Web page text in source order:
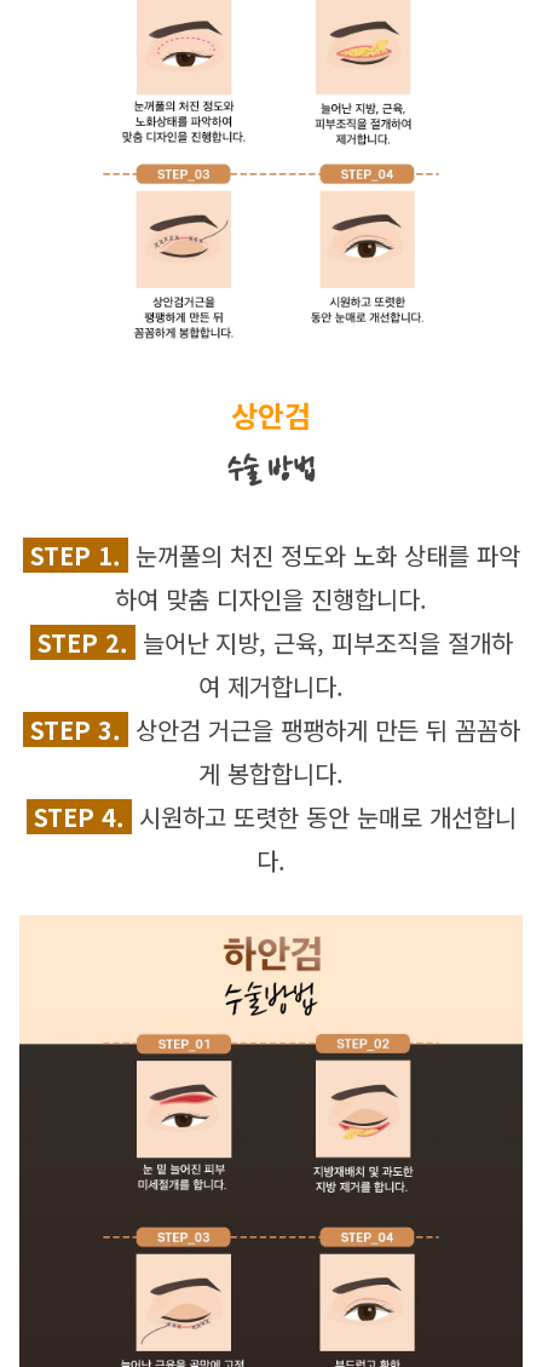
상안검
수술 방법
STEP 1. 눈꺼풀의 처진 정도와 노화 상태를 파악
하여 맞춤 디자인을 진행합니다.
STEP 2. 늘어난 지방, 근육, 피부조직을 절개하
여 제거합니다.
STEP 3. 상안검 거근을 팽팽하게 만든 뒤 꼼꼼하
게 봉합합니다.
STEP 4. 시원하고 또렷한 동안 눈매로 개선합니
다.